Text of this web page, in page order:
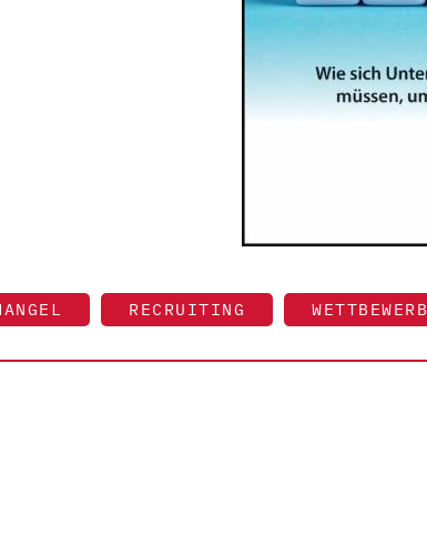
RECRUITING WETTBEWERB